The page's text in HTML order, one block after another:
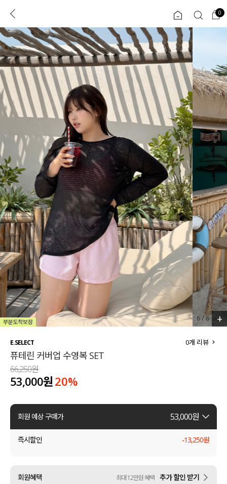
로그인 0
ENG
TW
JP
콘텐츠 리뷰 & 혜택 플러스핏 회원혜택 입
CATEGORY COMMUNITY
인플루언서 pick!
신상 5%
베스트
MADE
세트할인 ~30%
하객룩
살안타템
110사이즈
티셔츠
팬츠
셔츠
원피스
수영복
익스클루시브
아우터
티셔츠
니트
블라우스
원피스
스커트
0
6/6 +
E.SELECT
퓨테린 커버업 수영복 SET
0개 리뷰
66,250원
53,000원20%
회원 예상 구매가 53,000원
즉시할인 -13,250원
회원혜택 최대 12만원 혜택 추가 할인 받기